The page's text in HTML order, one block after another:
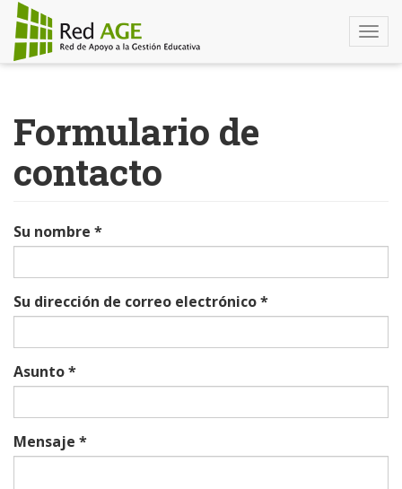
contenido
principal
Formulario de
contacto
Su nombre *
Su dirección de correo electrónico*
Asunto*
Mensaje *